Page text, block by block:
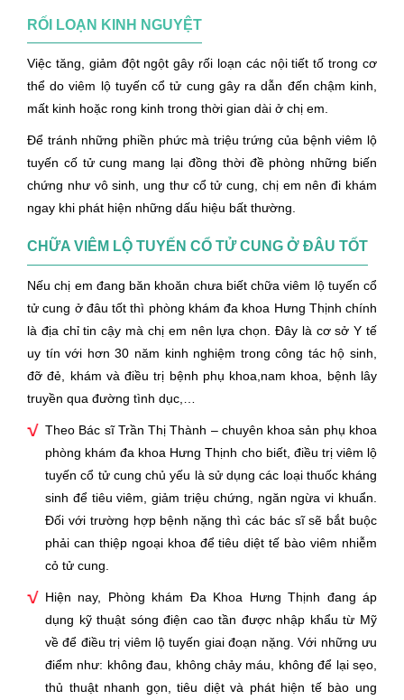
RỐI LOẠN KINH NGUYỆT
Việc tăng, giảm đột ngột gây rối loạn các nội tiết tố trong cơ
thể do viêm lộ tuyến cổ tử cung gây ra dẫn đến chậm kinh,
mất kinh hoặc rong kinh trong thời gian dài ở chị em.
Để tránh những phiền phức mà triệu trứng của bệnh viêm lộ
tuyến cố tử cung mang lại đồng thời đề phòng những biến
chứng như vô sinh, ung thư cổ tử cung, chị em nên đi khám
ngay khi phát hiện những dấu hiệu bất thường.
CHỮA VIÊM LỘ TUYẾN CỔ TỬ CUNG Ở ĐÂU TỐT
Nếu chị em đang băn khoăn chưa biết chữa viêm lộ tuyến cổ
tử cung ở đâu tốt thì phòng khám đa khoa Hưng Thịnh chính
là địa chỉ tin cậy mà chị em nên lựa chọn. Đây là cơ sở Y tế
uy tín với hơn 30 năm kinh nghiệm trong công tác hộ sinh,
đỡ đẻ, khám và điều trị bệnh phụ khoa,nam khoa, bệnh lây
truyền qua đường tình dục,…
Theo Bác sĩ Trần Thị Thành – chuyên khoa sản phụ khoa
phòng khám đa khoa Hưng Thịnh cho biết, điều trị viêm lộ
tuyến cổ tử cung chủ yếu là sử dụng các loại thuốc kháng
sinh để tiêu viêm, giảm triệu chứng, ngăn ngừa vi khuẩn.
Đối với trường hợp bệnh nặng thì các bác sĩ sẽ bắt buộc
phải can thiệp ngoại khoa để tiêu diệt tế bào viêm nhiễm
cỏ tử cung.
Hiện nay, Phòng khám Đa Khoa Hưng Thịnh đang áp
dụng kỹ thuật sóng điện cao tần được nhập khẩu từ Mỹ
về để điều trị viêm lộ tuyến giai đoạn nặng. Với những ưu
điểm như: không đau, không chảy máu, không để lại sẹo,
thủ thuật nhanh gọn, tiêu diệt và phát hiện tế bào ung